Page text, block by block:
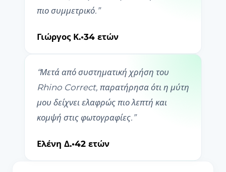
πιο συμμετρικό. ”
Γιώργος Κ.•34 ετών
“Μετά από συστηματική χρήση του
Rhino Correct, παρατήρησα ότι η μύτη
μου δείχνει ελαφρώς πιο λεπτή και
κομψή στις φωτογραφίες. ”
Ελένη Δ.•42 ετών